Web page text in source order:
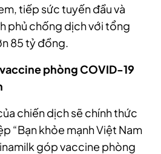
tiếp sức tuyến đầu và
phủ chống dịch với tổng
85 tỷ đồng.
phòng COVID-19
chiến dịch sẽ chính thức
“Bạn khỏe mạnh Việt Nam
góp vaccine phòng